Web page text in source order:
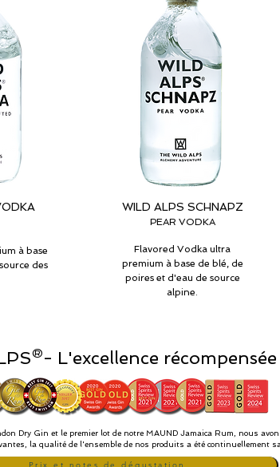
à base
des
WILD ALPS SCHNAPZ
PEAR VODKA
Flavored Vodka ultra
premium à base de blé, de
poires et d'eau de source
alpine.
- L'excellence récompensée
Dry Gin et le premier lot de notre MAUND Jamaica Rum, nous
la qualité de l'ensemble de nos produits a été continuellement